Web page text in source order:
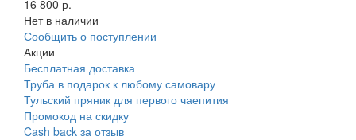
16 800 р.
Нет в наличии
Сообщить о поступлении
Акции
Бесплатная доставка
Труба в подарок к любому самовару
Тульский пряник для первого чаепития
Промокод на скидку
Cash back за отзыв